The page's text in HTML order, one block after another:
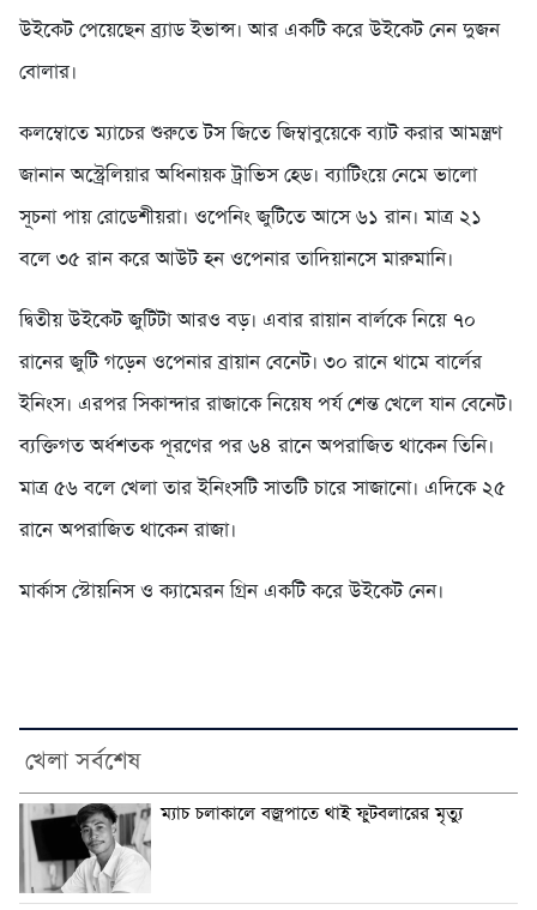
উইকেট পেয়েছেন ব্র্যাড ইভান্স। আর একটি করে উইকেট নেন দুজন
বোলার।
কলম্বোতে ম্যাচের শুরুতে টস জিতে জিম্বাবুয়েকে ব্যাট করার আমন্ত্রণ
জানান অস্ট্রেলিয়ার অধিনায়ক ট্রাভিস হেড। ব্যাটিংয়ে নেমে ভালো
সূচনা পায় রোডেশীয়রা। ওপেনিং জুটিতে আসে ৬১ রান। মাত্র ২১
বলে ৩৫ রান করে আউট হন ওপেনার তাদিয়ানসে মারুমানি।
দ্বিতীয় উইকেট জুটিটা আরও বড়। এবার রায়ান বার্লকে নিয়ে ৭০
রানের জুটি গড়েন ওপেনার ব্রায়ান বেনেট। ৩০ রানে থামে বার্লের
ইনিংস। এরপর সিকান্দার রাজাকে নিয়েষ পর্য শেন্ত খেলে যান বেনেট।
ব্যক্তিগত অর্ধশতক পূরণের পর ৬৪ রানে অপরাজিত থাকেন তিনি।
মাত্র ৫৬ বলে খেলা তার ইনিংসটি সাতটি চারে সাজানো। এদিকে ২৫
রানে অপরাজিত থাকেন রাজা।
মার্কাস স্টোয়নিস ও ক্যামেরন গ্রিন একটি করে উইকেট নেন।
খেলা সর্বশেষ
ম্যাচ চলাকালে বজ্রপাতে থাই ফুটবলারের মৃত্যু